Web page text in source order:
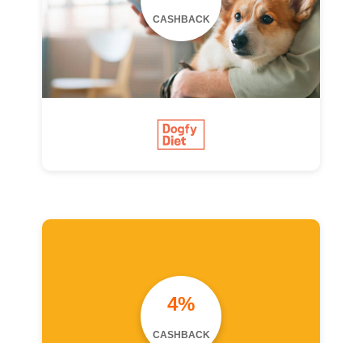
CASHBACK
4%
CASHBACK